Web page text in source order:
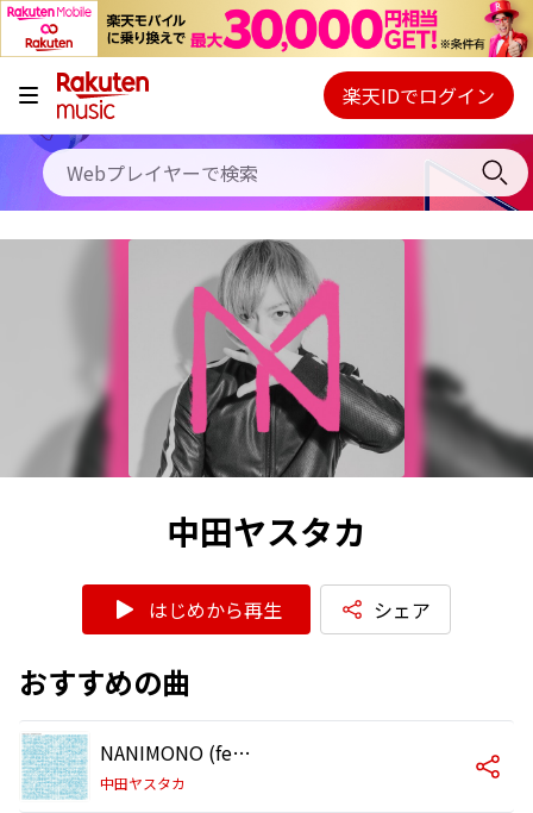
キャンペーン
料金プラン
使い方
初回30日間無料お試し
Webプレイヤー
ご契約内容の確認・変更
楽天IDでログイン
中田ヤスタカ
はじめから再生 シェア
おすすめの曲
NANIMONO (feat. 米津玄師)
中田ヤスタカ